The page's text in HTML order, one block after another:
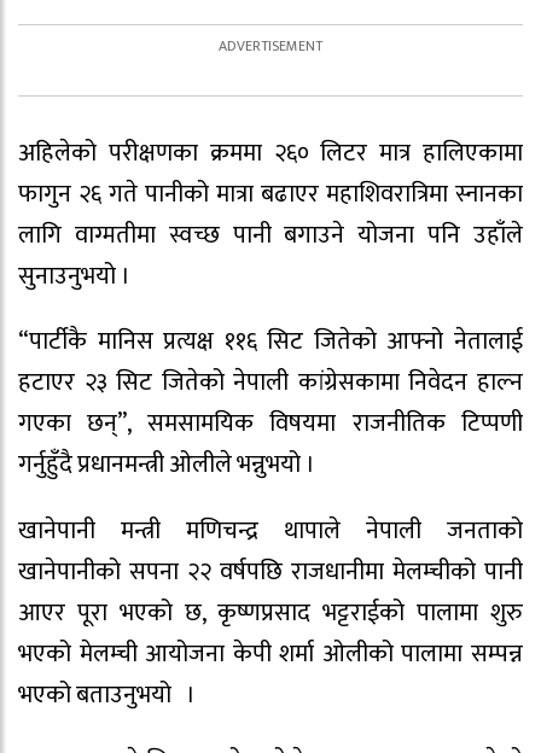
अहिलेको परीक्षणका क्रममा २६० लिटर मात्र हालिएकामा
फागुन २६ गते पानीको मात्रा बढाएर महाशिवरात्रिमा स्नानका
लागि वाग्मतीमा स्वच्छ पानी बगाउने योजना पनि उहाँले
सुनाउनुभयो ।
“पार्टीकै मानिस प्रत्यक्ष ११६ सिट जितेको आफ्नो नेतालाई
हटाएर २३ सिट जितेको नेपाली कांग्रेसकामा निवेदन हाल्न
गएका छन्”, समसामयिक विषयमा राजनीतिक टिप्पणी
गर्नुहुँदै प्रधानमन्त्री ओलीले भन्नुभयो ।
खानेपानी मन्त्री मणिचन्द्र थापाले नेपाली जनताको
खानेपानीको सपना २२ वर्षपछि राजधानीमा मेलम्चीको पानी
आएर पूरा भएको छ, कृष्णप्रसाद भट्टराईको पालामा शुरु
भएको मेलम्ची आयोजना केपी शर्मा ओलीको पालामा सम्पन्न
भएको बताउनुभयो ।